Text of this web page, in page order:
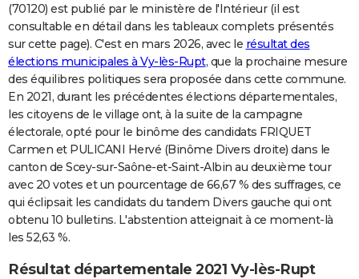
S'inscrire
Se connecter
Lycées
Collèges
Primaires
Universités
Entreprises
Service militaire
Avis de recherche
AVIS DE DÉCÈS
Bricolage
Lifestyle
Culture
Sport
Auto
Television
Voyage
Cinema
(70120) est publié par le ministère de l'Intérieur (il est
consultable en détail dans les tableaux complets présentés
sur cette page). C'est en mars 2026, avec le résultat des
élections municipales à Vy-lès-Rupt, que la prochaine mesure
des équilibres politiques sera proposée dans cette commune.
En 2021, durant les précédentes élections départementales,
les citoyens de le village ont, à la suite de la campagne
électorale, opté pour le binôme des candidats FRIQUET
Carmen et PULICANI Hervé (Binôme Divers droite) dans le
canton de Scey-sur-Saône-et-Saint-Albin au deuxième tour
avec 20 votes et un pourcentage de 66,67 % des suffrages, ce
qui éclipsait les candidats du tandem Divers gauche qui ont
obtenu 10 bulletins. L'abstention atteignait à ce moment-là
les 52,63 %.
Résultat départementale 2021 Vy-lès-Rupt